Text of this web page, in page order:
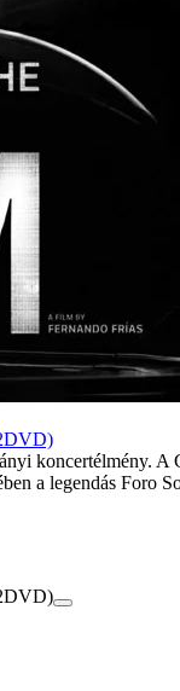
koncertélmény. A
a legendás Foro